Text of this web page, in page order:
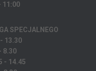
11:00
SPECJALNEGO
13.30
8.30
- 14.45